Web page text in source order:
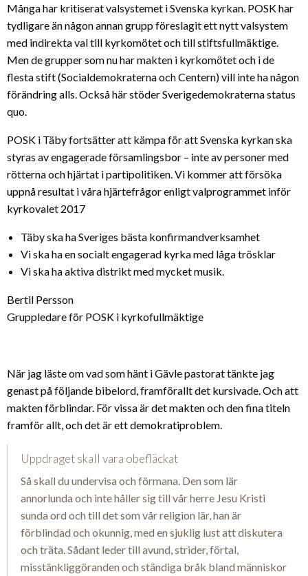
Många har kritiserat valsystemet i Svenska kyrkan. POSK har
tydligare än någon annan grupp föreslagit ett nytt valsystem
med indirekta val till kyrkomötet och till stiftsfullmäktige.
Men de grupper som nu har makten i kyrkomötet och i de
flesta stift (Socialdemokraterna och Centern) vill inte ha någon
förändring alls. Också här stöder Sverigedemokraterna status
quo.
POSK i Täby fortsätter att kämpa för att Svenska kyrkan ska
styras av engagerade församlingsbor – inte av personer med
rötterna och hjärtat i partipolitiken. Vi kommer att försöka
uppnå resultat i våra hjärtefrågor enligt valprogrammet inför
kyrkovalet 2017
Täby ska ha Sveriges bästa konfirmandverksamhet
Vi ska ha en socialt engagerad kyrka med låga trösklar
Vi ska ha aktiva distrikt med mycket musik.
Bertil Persson
Gruppledare för POSK i kyrkofullmäktige
När jag läste om vad som hänt i Gävle pastorat tänkte jag
genast på följande bibelord, framförallt det kursivade. Och att
makten förblindar. För vissa är det makten och den fina titeln
framför allt, och det är ett demokratiproblem.
Uppdraget skall vara obefläckat
Så skall du undervisa och förmana. Den som lär
annorlunda och inte håller sig till vår herre Jesu Kristi
sunda ord och till det som vår religion lär, han är
förblindad och okunnig, med en sjuklig lust att diskutera
och träta. Sådant leder till avund, strider, förtal,
misstänkliggöranden och ständiga bråk bland människor